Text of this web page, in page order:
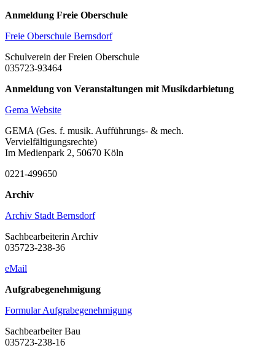
Anmeldung Freie Oberschule
Freie Oberschule Bernsdorf
Schulverein der Freien Oberschule
035723-93464
Anmeldung von Veranstaltungen mit Musikdarbietung
Gema Website
GEMA (Ges. f. musik. Aufführungs- & mech.
Vervielfältigungsrechte)
Im Medienpark 2, 50670 Köln
0221-499650
Archiv
Archiv Stadt Bernsdorf
Sachbearbeiterin Archiv
035723-238-36
eMail
Aufgrabegenehmigung
Formular Aufgrabegenehmigung
Sachbearbeiter Bau
035723-238-16